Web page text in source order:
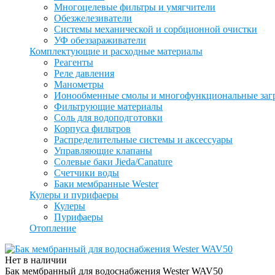
Многоцелевые фильтры и умягчители
Обезжелезиватели
Системы механической и сорбционной очистки
УФ обеззараживатели
Комплектующие и расходные материалы
Реагенты
Реле давления
Манометры
Ионообменные смолы и многофункциональные
Фильтрующие материалы
Соль для водоподготовки
Корпуса фильтров
Распределительные системы и аксессуары
Управляющие клапаны
Солевые баки Jieda/Canature
Счетчики воды
Баки мембранные Wester
Кулеры и пурифаеры
Кулеры
Пурифаеры
Отопление
Нет в наличии
Бак мембранный для водоснабжения Wester WAV50